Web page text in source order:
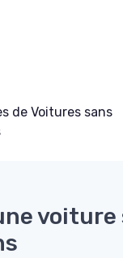
de Voitures sans
voiture